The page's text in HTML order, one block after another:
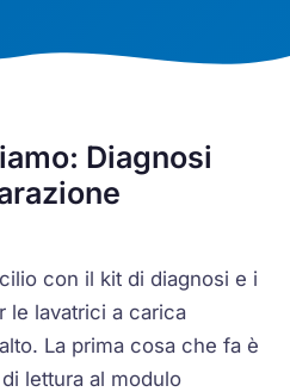
Diagnosi
con il kit di diagnosi e i
le lavatrici a carica
La prima cosa che fa è
lettura al modulo